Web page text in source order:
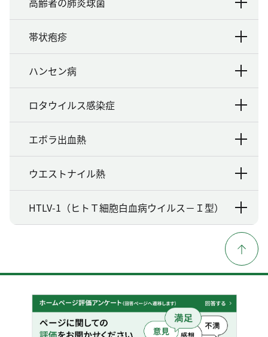
帯状疱疹
ハンセン病
ロタウイルス感染症
エボラ出血熱
ウエストナイル熱
HTLV-1（ヒトＴ細胞白血病ウイルス－Ｉ型）